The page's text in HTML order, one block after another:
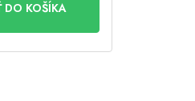
DO KOŠÍKA